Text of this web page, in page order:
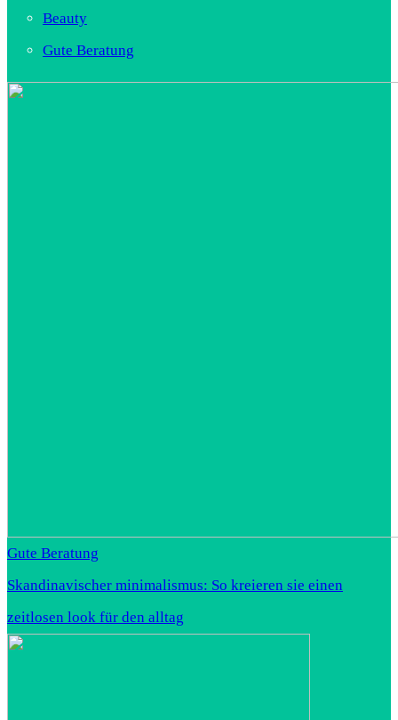
Beauty
Gute Beratung
Gute Beratung
Skandinavischer minimalismus: So kreieren sie einen
zeitlosen look für den alltag